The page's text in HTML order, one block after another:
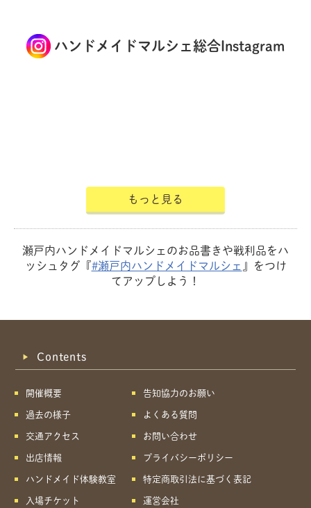
ハンドメイドマルシェ総合Instagram
もっと見る
瀬戸内ハンドメイドマルシェのお品書きや戦利品をハ
ッシュタグ『#瀬戸内ハンドメイドマルシェ 』をつけ
てアップしよう！
Contents
開催概要
過去の様子
交通アクセス
出店情報
ハンドメイド体験教室
入場チケット
告知協力のお願い
よくある質問
お問い合わせ
プライバシーポリシー
特定商取引法に基づく表記
運営会社